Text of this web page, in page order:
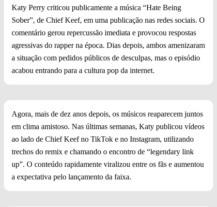
Katy Perry criticou publicamente a música “Hate Being
Sober”, de Chief Keef, em uma publicação nas redes sociais. O
comentário gerou repercussão imediata e provocou respostas
agressivas do rapper na época. Dias depois, ambos amenizaram
a situação com pedidos públicos de desculpas, mas o episódio
acabou entrando para a cultura pop da internet.
Agora, mais de dez anos depois, os músicos reaparecem juntos
em clima amistoso. Nas últimas semanas, Katy publicou vídeos
ao lado de Chief Keef no TikTok e no Instagram, utilizando
trechos do remix e chamando o encontro de “legendary link
up”. O conteúdo rapidamente viralizou entre os fãs e aumentou
a expectativa pelo lançamento da faixa.